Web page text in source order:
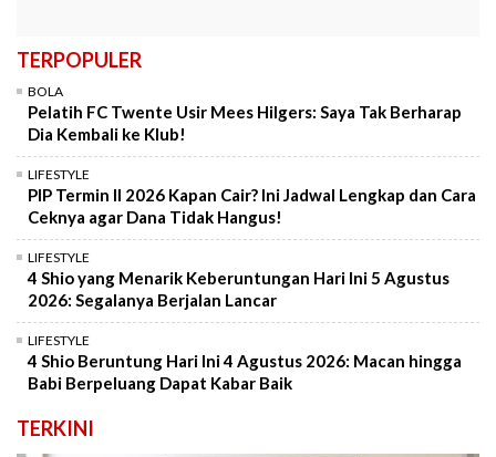
TERPOPULER
BOLA
Pelatih FC Twente Usir Mees Hilgers: Saya Tak Berharap
Dia Kembali ke Klub!
LIFESTYLE
PIP Termin II 2026 Kapan Cair? Ini Jadwal Lengkap dan Cara
Ceknya agar Dana Tidak Hangus!
LIFESTYLE
4 Shio yang Menarik Keberuntungan Hari Ini 5 Agustus
2026: Segalanya Berjalan Lancar
LIFESTYLE
4 Shio Beruntung Hari Ini 4 Agustus 2026: Macan hingga
Babi Berpeluang Dapat Kabar Baik
TERKINI